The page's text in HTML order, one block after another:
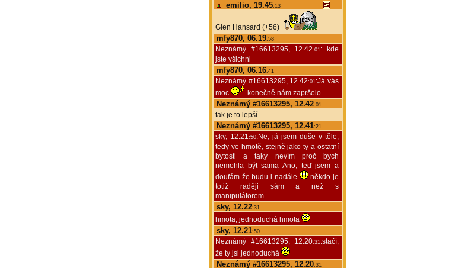
emilio, 19.45:13
Glen Hansard (+56)
mfy870, 06.19:58
Neznámý #16613295, 12.42:01: kde
jste všichni
mfy870, 06.16:41
Neznámý #16613295, 12.42:01:Já vás
moc
konečně nám zapršelo
Neznámý #16613295, 12.42:01
tak je to lepší
Neznámý #16613295, 12.41:21
sky, 12.21:50:Ne, já jsem duše v těle,
tedy ve hmotě, stejně jako ty a ostatní
bytosti a taky nevím proč bych
nemohla být sama Ano, teď jsem a
doufám že budu i nadále
někdo je
totiž raději sám a než s
manipulátorem
sky, 12.22:31
hmota, jednoduchá hmota
sky, 12.21:50
Neznámý #16613295, 12.20:31:stačí,
že ty jsi jednoduchá
Neznámý #16613295, 12.20:31